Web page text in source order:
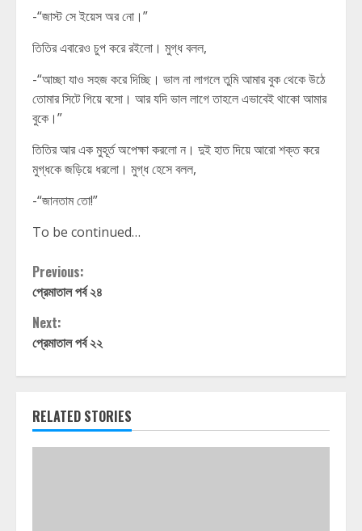
-“জাস্ট সে ইয়েস অর নো।”
তিতির এবারেও চুপ করে রইলো। মুগ্ধ বলল,
-“আচ্ছা যাও সহজ করে দিচ্ছি। ভাল না লাগলে তুমি আমার বুক থেকে উঠে
তোমার সিটে গিয়ে বসো। আর যদি ভাল লাগে তাহলে এভাবেই থাকো আমার
বুকে।”
তিতির আর এক মুহূর্ত অপেক্ষা করলো ন। দুই হাত দিয়ে আরো শক্ত করে
মুগ্ধকে জড়িয়ে ধরলো। মুগ্ধ হেসে বলল,
-“জানতাম তো!”
To be continued…
Continue
Reading
Previous:
প্রেমাতাল পর্ব ২৪
Next:
প্রেমাতাল পর্ব ২২
RELATED STORIES